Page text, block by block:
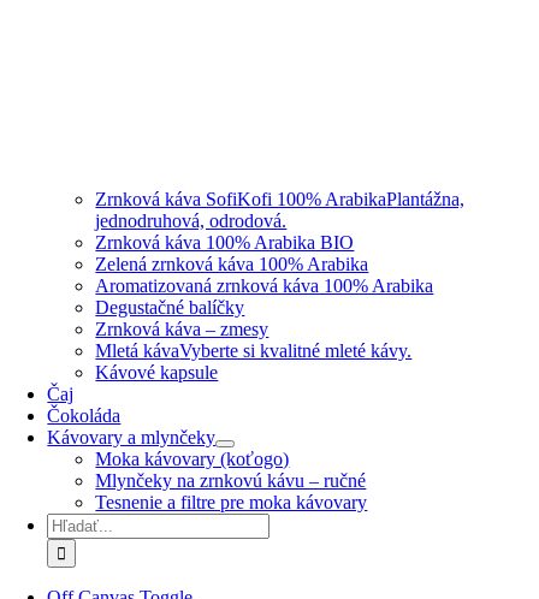
Zrnková káva SofiKofi 100% ArabikaPlantážna,
jednodruhová, odrodová.
Zrnková káva 100% Arabika BIO
Zelená zrnková káva 100% Arabika
Aromatizovaná zrnková káva 100% Arabika
Degustačné balíčky
Zrnková káva – zmesy
Mletá kávaVyberte si kvalitné mleté kávy.
Kávové kapsule
Čaj
Čokoláda
Kávovary a mlynčeky
Moka kávovary (koťogo)
Mlynčeky na zrnkovú kávu – ručné
Tesnenie a filtre pre moka kávovary
Hľadať: